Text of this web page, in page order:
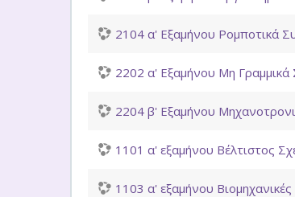
2104 α' Εξαμήνου Ρομποτικά
2202 α' Εξαμήνου Μη Γραμμικά
2204 β' Εξαμήνου
1101 α' εξαμήνου Βέλτιστος
1103 α' εξαμήνου